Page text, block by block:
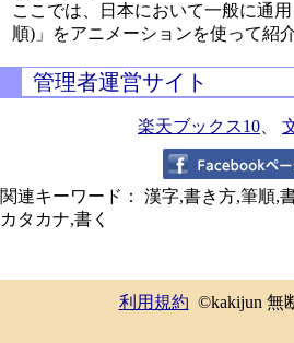
ここでは、日本において一般に通
順)」をアニメーションを使って紹
管理者運営サイト
楽天ブックス10
関連キーワード： 漢字,書き方,筆順,
カタカナ,書く
利用規約 ©kakijun 無